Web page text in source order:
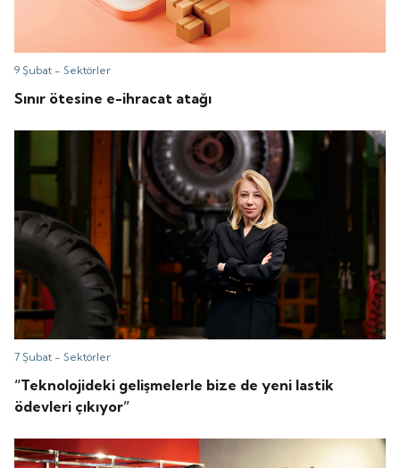
9 Şubat -Sektörler
Sınır ötesine e-ihracat atağı
7 Şubat -Sektörler
“Teknolojideki gelişmelerle bize de yeni lastik
ödevleri çıkıyor”